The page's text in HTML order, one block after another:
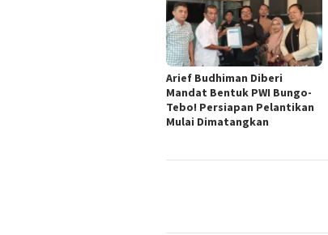
Arief Budhiman Diberi
Mandat Bentuk PWI Bungo-
Tebo! Persiapan Pelantikan
Mulai Dimatangkan